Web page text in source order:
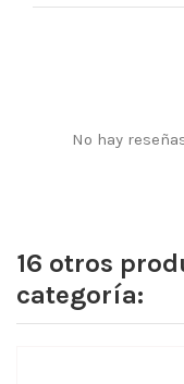
No hay
16 otros
categoría: